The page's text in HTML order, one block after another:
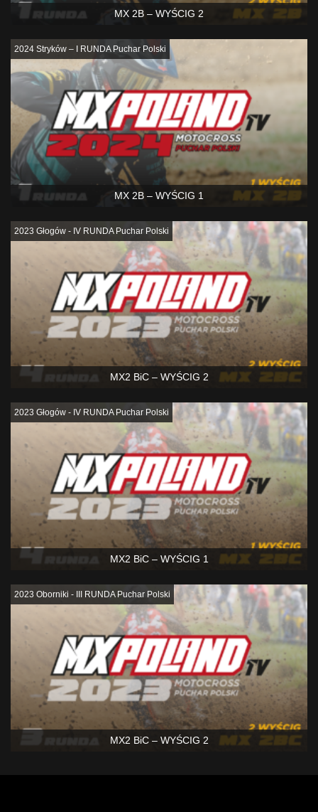
MX 2B – WYŚCIG 2
MX 2B – WYŚCIG 1
2024 Stryków – I RUNDA Puchar Polski
MX2 BiC – WYŚCIG 2
2023 Głogów - IV RUNDA Puchar Polski
MX2 BiC – WYŚCIG 1
2023 Głogów - IV RUNDA Puchar Polski
MX2 BiC – WYŚCIG 2
2023 Oborniki - III RUNDA Puchar Polski